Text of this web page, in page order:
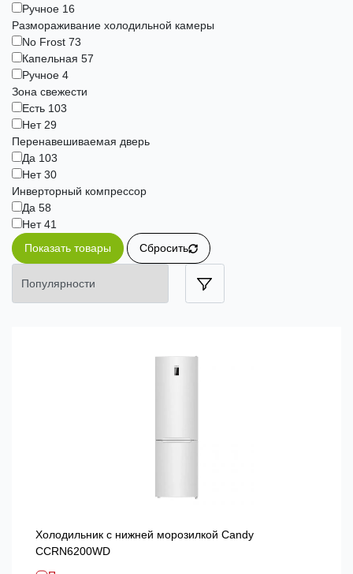
Ручное 16
Размораживание холодильной камеры
No Frost 73
Капельная 57
Ручное 4
Зона свежести
Есть 103
Нет29
Перенавешиваемая дверь
Да 103
Нет30
Инверторный компрессор
Да 58
Нет41
Показать товары
Сбросить
Холодильник с нижней морозилкой Candy
CCRN6200WD